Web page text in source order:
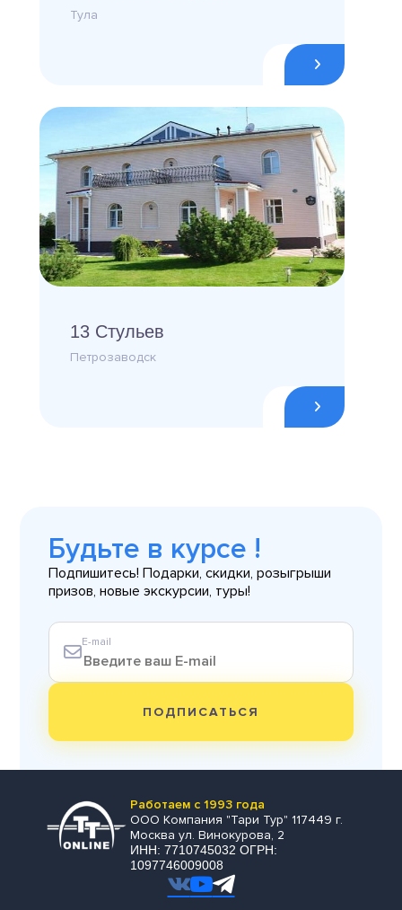
Тула
13 Стульев
Петрозаводск
Будьте в курсе !
Подпишитесь! Подарки, скидки, розыгрыши
призов, новые экскурсии, туры!
E-mail
ПОДПИСАТЬСЯ
Работаем с 1993 года
ООО Компания "Тари Тур" 117449 г.
Москва ул. Винокурова, 2
ИНН: 7710745032 ОГРН:
1097746009008